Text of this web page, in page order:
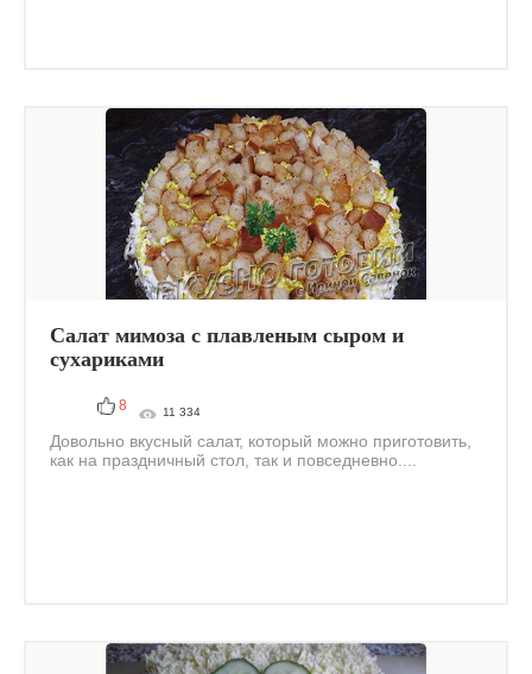
Салат мимоза с плавленым сыром и
сухариками
8 11 334
Довольно вкусный салат, который можно приготовить,
как на праздничный стол, так и повседневно....